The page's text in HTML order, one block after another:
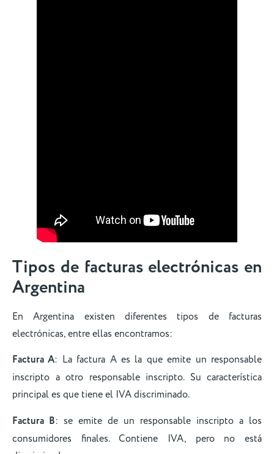
Tipos de facturas electrónicas en
Argentina
En Argentina existen diferentes tipos de facturas
electrónicas, entre ellas encontramos:
Factura A: La factura A es la que emite un responsable
inscripto a otro responsable inscripto. Su característica
principal es que tiene el IVA discriminado.
Factura B: se emite de un responsable inscripto a los
consumidores finales. Contiene IVA, pero no está